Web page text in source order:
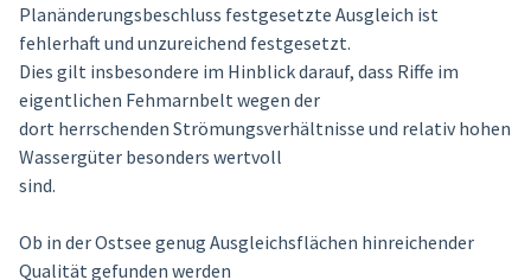
Planänderungsbeschluss festgesetzte Ausgleich ist
fehlerhaft und unzureichend festgesetzt.
Dies gilt insbesondere im Hinblick darauf, dass Riffe im
eigentlichen Fehmarnbelt wegen der
dort herrschenden Strömungsverhältnisse und relativ hohen
Wassergüter besonders wertvoll
sind.
Ob in der Ostsee genug Ausgleichsflächen hinreichender
Qualität gefunden werden